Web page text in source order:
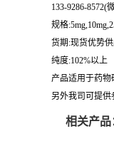
133-9286-8572(
规格
货期:现货优势
纯度:102%以上
产品适用于药
另外我司可提供
相关产品